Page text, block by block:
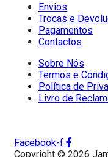
Envios
Trocas e
Pagamentos
Contactos
Sobre Nós
Termos e
Política de
Livro de
Facebook-f
Copyright © 2026